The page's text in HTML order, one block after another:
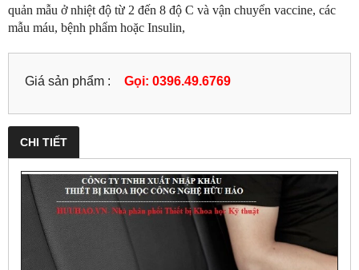
quản mẫu ở nhiệt độ từ 2 đến 8 độ C và vận chuyển vaccine, các
mẫu máu, bệnh phẩm hoặc Insulin,
Giá sản phẩm : Gọi: 0396.49.6769
CHI TIẾT